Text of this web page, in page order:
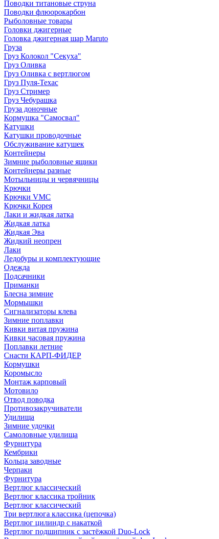
Поводки титановые струна
Поводки флюорокарбон
Рыболовные товары
Головки джигерные
Головка джигерная шар Maruto
Груза
Груз Колокол "Секуха"
Груз Оливка
Груз Оливка с вертлюгом
Груз Пуля-Техас
Груз Стример
Груз Чебурашка
Груза доночные
Кормушка "Самосвал"
Катушки
Катушки проводочные
Обслуживание катушек
Контейнеры
Зимние рыболовные ящики
Контейнеры разные
Мотыльницы и червячницы
Крючки
Крючки VMC
Крючки Корея
Лаки и жидкая латка
Жидкая латка
Жидкая Эва
Жидкий неопрен
Лаки
Ледобуры и комплектующие
Одежда
Подсачники
Приманки
Блесна зимние
Мормышки
Сигнализаторы клева
Зимние поплавки
Кивки витая пружина
Кивки часовая пружина
Поплавки летние
Снасти КАРП-ФИДЕР
Кормушки
Коромысло
Монтаж карповый
Мотовило
Отвод поводка
Противозакручиватели
Удилища
Зимние удочки
Самоловные удилища
Фурнитура
Кембрики
Кольца заводные
Черпаки
Фурнитура
Вертлюг классический
Вертлюг классика тройник
Вертлюг классический
Три вертлюга классика (цепочка)
Вертлюг цилиндр с накаткой
Вертлюг подшипник с застёжкой Duo-Lock